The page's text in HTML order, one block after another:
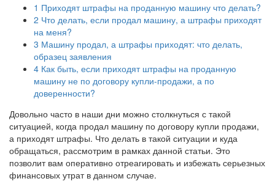
1 Приходят штрафы на проданную машину что делать?
2 Что делать, если продал машину, а штрафы приходят
на меня?
3 Машину продал, а штрафы приходят: что делать,
образец заявления
4 Как быть, если приходят штрафы на проданную
машину не по договору купли-продажи, а по
доверенности?
Довольно часто в наши дни можно столкнуться с такой
ситуацией, когда продал машину по договору купли продажи,
а приходят штрафы. Что делать в такой ситуации и куда
обращаться, рассмотрим в рамках данной статьи. Это
позволит вам оперативно отреагировать и избежать серьезных
финансовых утрат в данном случае.